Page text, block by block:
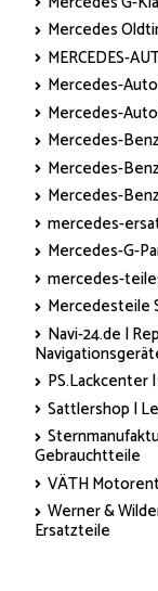
Mercedes
MERCEDES-
Mercedes-
Mercedes-
Mercedes-
Mercedes-
Mercedes-
mercedes-
Mercedes-G-
mercedes-
Mercedesteile
Navi-24.de |
PS.Lackcenter
Sattlershop |
Gebrauchtteile
VÄTH
Werner &
Ersatzteile